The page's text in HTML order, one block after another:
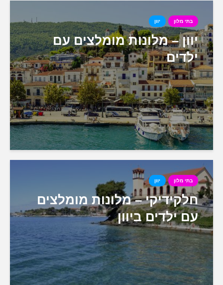
בתי מלון יוון
יוון – מלונות מומלצים עם
ילדים
בתי מלון יוון
חלקידיקי – מלונות מומלצים
עם ילדים ביוון